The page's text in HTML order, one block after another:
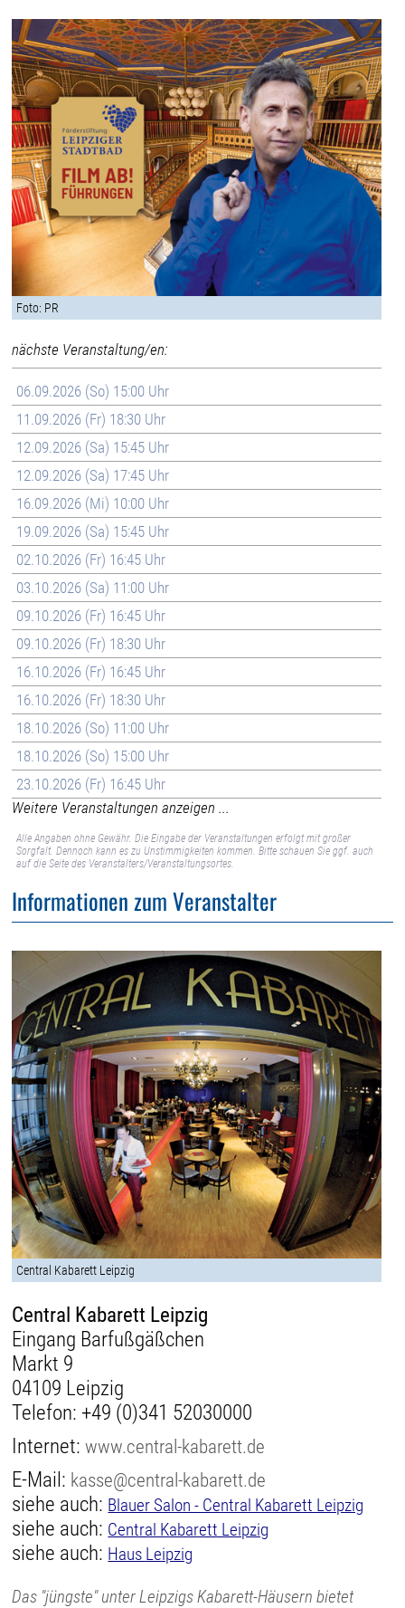
Foto: PR
nächste Veranstaltung/en:
06.09.2026 (So) 15:00 Uhr
11.09.2026 (Fr) 18:30 Uhr
12.09.2026 (Sa) 15:45 Uhr
12.09.2026 (Sa) 17:45 Uhr
16.09.2026 (Mi) 10:00 Uhr
19.09.2026 (Sa) 15:45 Uhr
02.10.2026 (Fr) 16:45 Uhr
03.10.2026 (Sa) 11:00 Uhr
09.10.2026 (Fr) 16:45 Uhr
09.10.2026 (Fr) 18:30 Uhr
16.10.2026 (Fr) 16:45 Uhr
16.10.2026 (Fr) 18:30 Uhr
18.10.2026 (So) 11:00 Uhr
18.10.2026 (So) 15:00 Uhr
23.10.2026 (Fr) 16:45 Uhr
Weitere Veranstaltungen anzeigen ...
Alle Angaben ohne Gewähr. Die Eingabe der Veranstaltungen erfolgt mit großer
Sorgfalt. Dennoch kann es zu Unstimmigkeiten kommen. Bitte schauen Sie ggf. auch
auf die Seite des Veranstalters/Veranstaltungsortes.
Informationen zum Veranstalter
Central Kabarett Leipzig
Central Kabarett Leipzig
Eingang Barfußgäßchen
Markt 9
04109 Leipzig
Telefon: +49 (0)341 52030000
Internet:www.central-kabarett.de
E-Mail: kasse@central-kabarett.de
siehe auch: Blauer Salon - Central Kabarett Leipzig
siehe auch: Central Kabarett Leipzig
siehe auch: Haus Leipzig
Das "jüngste" unter Leipzigs Kabarett-Häusern bietet